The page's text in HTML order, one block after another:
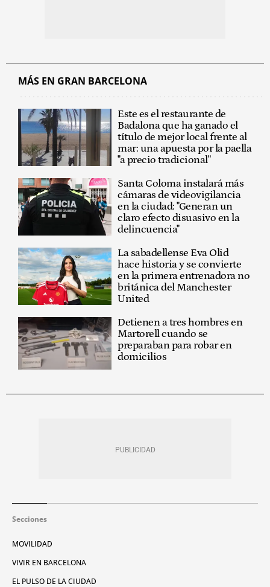
MÁS EN GRAN BARCELONA
Este es el restaurante de
Badalona que ha ganado el
título de mejor local frente al
mar: una apuesta por la paella
"a precio tradicional"
Santa Coloma instalará más
cámaras de videovigilancia
en la ciudad: "Generan un
claro efecto disuasivo en la
delincuencia"
La sabadellense Eva Olid
hace historia y se convierte
en la primera entrenadora no
británica del Manchester
United
Detienen a tres hombres en
Martorell cuando se
preparaban para robar en
domicilios
Secciones
MOVILIDAD
VIVIR EN BARCELONA
EL PULSO DE LA CIUDAD